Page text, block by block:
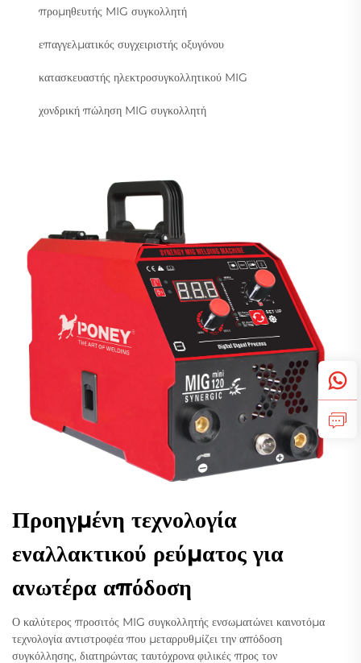
προμηθευτής MIG συγκολλητή
επαγγελματικός συγχειριστής οξυγόνου
κατασκευαστής ηλεκτροσυγκολλητικού MIG
χονδρική πώληση MIG συγκολλητή
Προηγμένη τεχνολογία
εναλλακτικού ρεύματος για
ανωτέρα απόδοση
Ο καλύτερος προσιτός MIG συγκολλητής ενσωματώνει καινοτόμα
τεχνολογία αντιστροφέα που μεταρρυθμίζει την απόδοση
συγκόλλησης, διατηρώντας ταυτόχρονα φιλικές προς τον